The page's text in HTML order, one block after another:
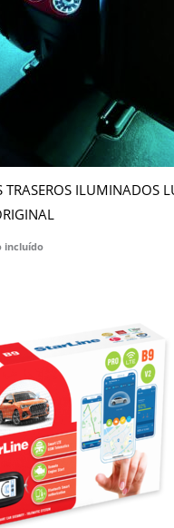
TRASEROS ILUMINADOS
incluído
desde
649,00 €
hasta
1.499,00 €